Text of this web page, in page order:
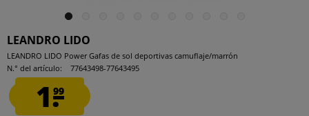
LEANDRO LIDO
LEANDRO LIDO Power Gafas de sol deportivas camuflaje/marrón
N.° del artículo:
77643498-77643495
1.99